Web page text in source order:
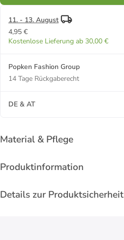
11. - 13. August
4,95 €
Kostenlose Lieferung ab 30,00 €
Popken Fashion Group
14 Tage Rückgaberecht
DE & AT
Material & Pflege
Produktinformation
Details zur Produktsicherheit